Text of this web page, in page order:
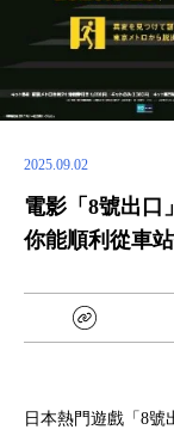
2025.09.02
電影「8號出口
你能順利從車
日本熱門遊戲「8號